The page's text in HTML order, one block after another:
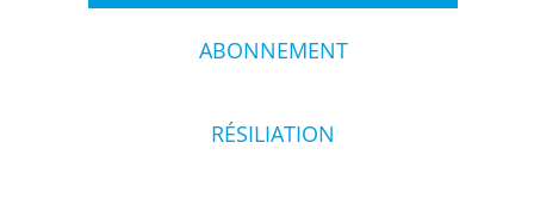
ABONNEMENT
RÉSILIATION